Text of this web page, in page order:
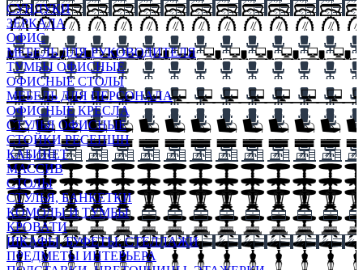
СУНДУКИ
ЗЕРКАЛА
ОФИС
МЕБЕЛЬ ДЛЯ РУКОВОДИТЕЛЯ
ТУМБЫ ОФИСНЫЕ
ОФИСНЫЕ СТОЛЫ
МЕБЕЛЬ ДЛЯ ПЕРСОНАЛА
ОФИСНЫЕ КРЕСЛА
СТУЛЬЯ ОФИСНЫЕ
СТОЙКИ РЕСЕПШН
КАБИНЕТ
МАССИВ
СТОЛЫ
СТУЛЬЯ, БАНКЕТКИ
КОМОДЫ И ТУМБЫ
КРОВАТИ
ШКАФЫ, БУФЕТЫ, СТЕЛЛАЖИ
ПРЕДМЕТЫ ИНТЕРЬЕРА